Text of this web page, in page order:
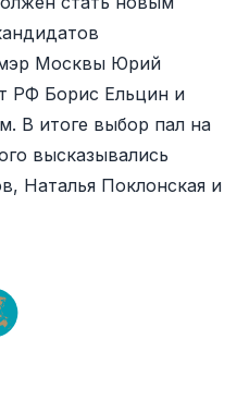
Москвы Юрий
РФ Борис Ельцин и
В итоге выбор пал на
высказывались
Наталья Поклонская и